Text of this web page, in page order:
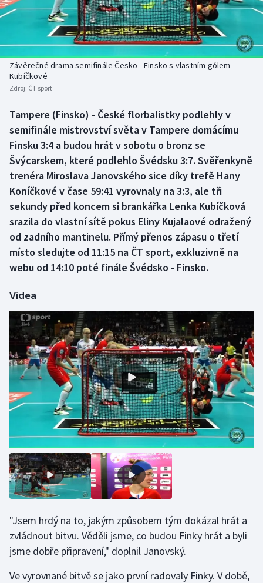
Baseball a softbal
Basketbal
Biatlon
Boby a skeleton
Box
Curling
Dostihy
Florbal
Futsal
Golf
Gymnastika
Házená
Jezdectví
Judo
Krasobruslení
Lyže a snowboard
Moderní pětiboj
Motorsport
Olympijské hry
Parasport
Soutěže
Historické návraty
Aplikace ČT sport
AZ kvíz
Závěrečné drama semifinále Česko - Finsko s vlastním gólem
Kubíčkové
Zdroj: ČT sport
Tampere (Finsko) - České florbalistky podlehly v
semifinále mistrovství světa v Tampere domácímu
Finsku 3:4 a budou hrát v sobotu o bronz se
Švýcarskem, které podlehlo Švédsku 3:7. Svěřenkyně
trenéra Miroslava Janovského sice díky trefě Hany
Koníčkové v čase 59:41 vyrovnaly na 3:3, ale tři
sekundy před koncem si brankářka Lenka Kubíčková
srazila do vlastní sítě pokus Eliny Kujalaové odražený
od zadního mantinelu. Přímý přenos zápasu o třetí
místo sledujte od 11:15 na ČT sport, exkluzivně na
webu od 14:10 poté finále Švédsko - Finsko.
Videa
"Jsem hrdý na to, jakým způsobem tým dokázal hrát a
zvládnout bitvu. Věděli jsme, co budou Finky hrát a byli
jsme dobře připravení," doplnil Janovský.
Ve vyrovnané bitvě se jako první radovaly Finky. V době,